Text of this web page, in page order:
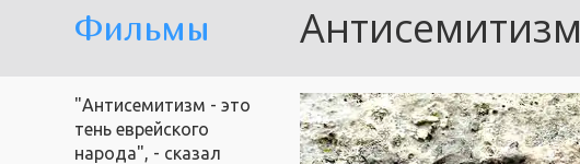
Фильмы Антисемитизм
"Антисемитизм - это
тень еврейского
народа", - сказал